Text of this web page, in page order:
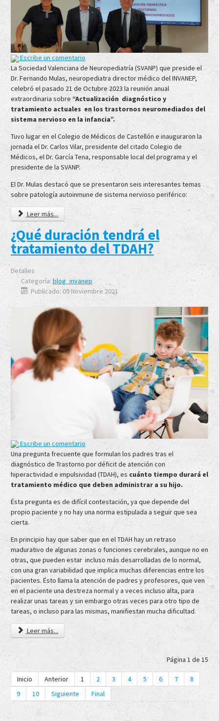
Escribe un comentario
La Sociedad Valenciana de Neuropediatría (SVANP) que preside el
Dr. Fernando Mulas, neuropediatra director médico del INVANEP,
celebró el pasado 21 de Octubre 2023 la reunión anual
extraordinaria sobre “Actualización diagnóstico y
tratamiento actuales en los trastornos neuromediados del
sistema nervioso en la infancia”.
Tuvo lugar en el Colegio de Médicos de Castellón e inauguraron la
jornada el Dr. Carlos Vilar, presidente del citado Colegio de
Médicos, el Dr. García Tena, responsable local del programa y el
presidente de la SVANP.
El Dr. Mulas destacó que se presentaron seis interesantes temas
sobre patología autoinmune de sistema nervioso periférico:
Leer más...
¿Qué duración tendrá el
tratamiento del TDAH?
Detalles
Categoría: blog_invanep
Publicado: 09 Noviembre 2021
Escribe un comentario
Una pregunta frecuente que formulan los padres tras el
diagnóstico de Trastorno por déficit de atención con
hiperactividad e impulsividad (TDAH), escuánto tiempo durará el
tratamiento médico que deben administrar a su hijo.
Ésta pregunta es de difícil contestación, ya que depende del
propio paciente y no hay una norma estipulada a seguir que sea
cierta.
En principio hay que saber que en el TDAH hay un retraso
madurativo de algunas zonas o funciones cerebrales, aunque no en
otras, que pueden estar incluso más desarrolladas de lo normal,
con una gran variabilidad que implica muchas diferencias entre los
pacientes. Ésto llama la atención de padres y profesores, que ven
en el paciente una destreza normal y a veces incluso alta, para
realizar unas tareas y sin embargo otras veces para otro tipo de
tareas, o incluso para las mismas, manifiestan mucha dificultad.
Leer más...
Página 1 de 15
Inicio Anterior 1 2 3 4 5 6 7
8
9
10 Siguiente Final